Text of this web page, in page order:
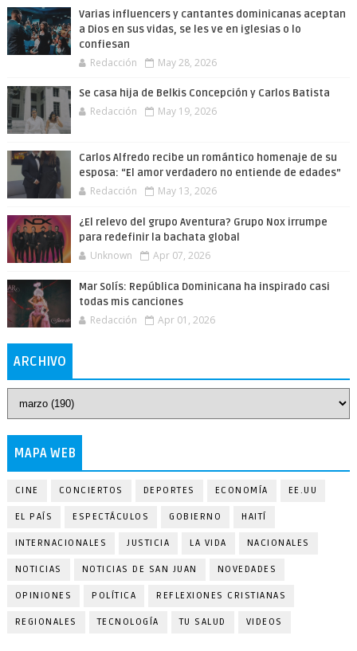
Varias influencers y cantantes dominicanas aceptan
a Dios en sus vidas, se les ve en iglesias o lo
confiesan
Redacción May 28, 2026
Se casa hija de Belkis Concepción y Carlos Batista
Redacción May 19, 2026
Carlos Alfredo recibe un romántico homenaje de su
esposa: “El amor verdadero no entiende de edades”
Redacción May 13, 2026
¿El relevo del grupo Aventura? Grupo Nox irrumpe
para redefinir la bachata global
Unknown Apr 07, 2026
Mar Solís: República Dominicana ha inspirado casi
todas mis canciones
Redacción Apr 01, 2026
ARCHIVO
MAPA WEB
CINE CONCIERTOS DEPORTES ECONOMÍA EE.UU
EL PAÍS ESPECTÁCULOS GOBIERNO HAITÍ
INTERNACIONALES JUSTICIA LA VIDA NACIONALES
NOTICIAS NOTICIAS DE SAN JUAN NOVEDADES
OPINIONES POLÍTICA REFLEXIONES CRISTIANAS
REGIONALES TECNOLOGÍA TU SALUD VIDEOS